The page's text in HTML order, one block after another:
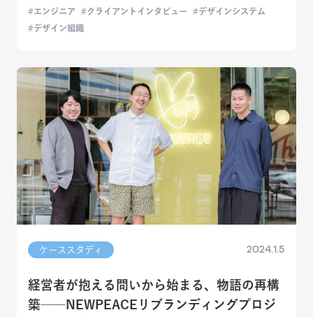
エンジニア クライアントインタビュー
デザインシステム
デザイン組織
ケーススタディ 2024.1.5
経営者が抱える問いから始まる、物語の再構
築──NEWPEACEリブランディングプロジ